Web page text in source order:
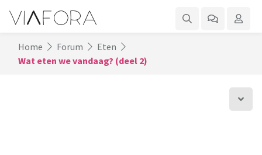
Home Forum
Eten
Wat eten we vandaag? (deel 2)